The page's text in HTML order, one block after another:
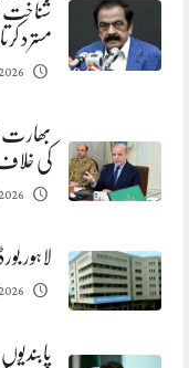
شناخت
مسترد
بھارت
کی
لاہور